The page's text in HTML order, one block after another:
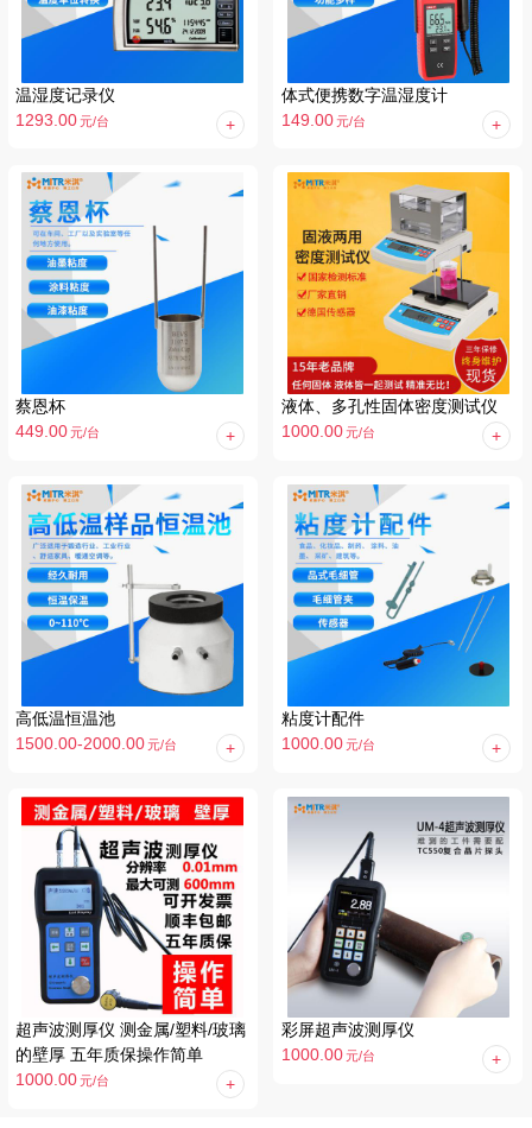
温湿度记录仪
1293.00 元/台
体式便携数字温湿度计
149.00元/台
蔡恩杯
449.00 元/台
液体、多孔性固体密度测试仪
1000.00元/台
高低温恒温池
1500.00-2000.00 元/台
粘度计配件
1000.00元/台
超声波测厚仪 测金属/塑料/玻璃
的壁厚 五年质保操作简单
1000.00 元/台
彩屏超声波测厚仪
1000.00元/台